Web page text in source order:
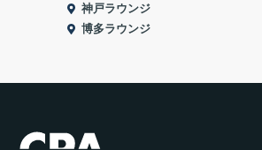
神戸ラウンジ
博多ラウンジ